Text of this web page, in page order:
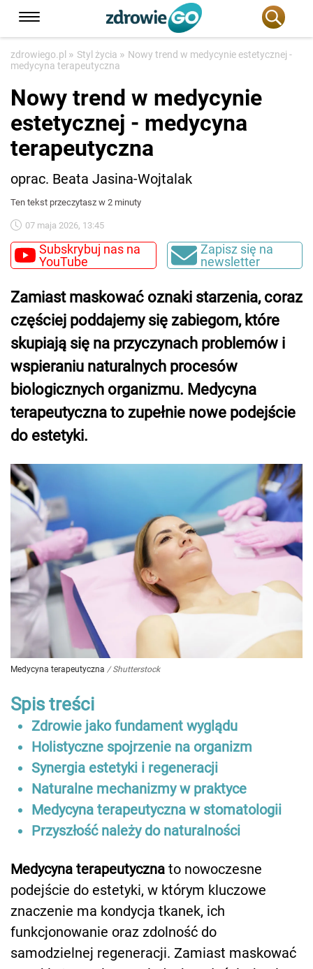
zdrowiego.pl » Styl życia » Nowy trend w medycynie estetycznej -
medycyna terapeutyczna
Nowy trend w medycynie
estetycznej - medycyna
terapeutyczna
oprac. Beata Jasina-Wojtalak
Ten tekst przeczytasz w 2 minuty
07 maja 2026, 13:45
Subskrybuj nas na
YouTube
Zapisz się na
newsletter
Zamiast maskować oznaki starzenia, coraz
częściej poddajemy się zabiegom, które
skupiają się na przyczynach problemów i
wspieraniu naturalnych procesów
biologicznych organizmu. Medycyna
terapeutyczna to zupełnie nowe podejście
do estetyki.
Medycyna terapeutyczna / Shutterstock
Spis treści
Zdrowie jako fundament wyglądu
Holistyczne spojrzenie na organizm
Synergia estetyki i regeneracji
Naturalne mechanizmy w praktyce
Medycyna terapeutyczna w stomatologii
Przyszłość należy do naturalności
Medycyna terapeutyczna to nowoczesne
podejście do estetyki, w którym kluczowe
znaczenie ma kondycja tkanek, ich
funkcjonowanie oraz zdolność do
samodzielnej regeneracji. Zamiast maskować